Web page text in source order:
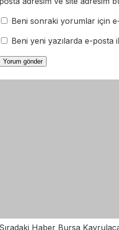
Beni sonraki yorumlar için
Beni yeni yazılarda e-posta
Haber Bursa